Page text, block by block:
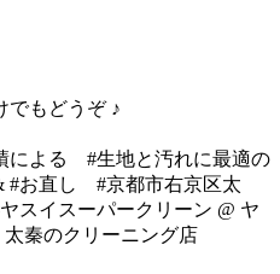
でもどうぞ ♪
による #生地と汚れに最適の
お直し #京都市右京区太
イスーパークリーン @ ヤ
秦のクリーニング店